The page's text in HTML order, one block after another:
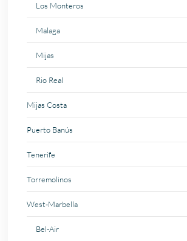
Los Monteros
Malaga
Mijas
Rio Real
Mijas Costa
Puerto Banús
Tenerife
Torremolinos
West-Marbella
Bel-Air